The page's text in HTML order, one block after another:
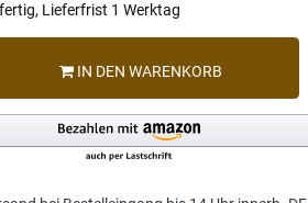
Lieferfrist 1 Werktag
IN DEN WARENKORB